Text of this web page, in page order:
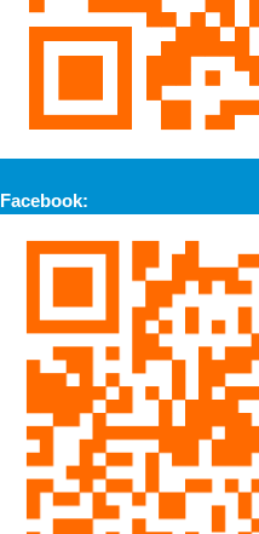
Facebook: